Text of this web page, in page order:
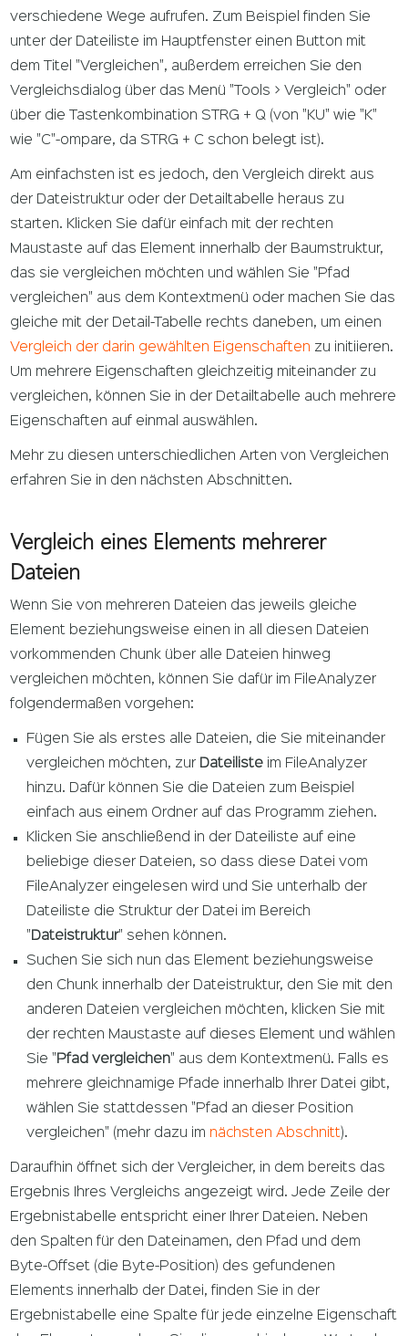
verschiedene Wege aufrufen. Zum Beispiel finden Sie
unter der Dateiliste im Hauptfenster einen Button mit
dem Titel "Vergleichen", außerdem erreichen Sie den
Vergleichsdialog über das Menü "Tools > Vergleich" oder
über die Tastenkombination STRG + Q (von "KU" wie "K"
wie "C"-ompare, da STRG + C schon belegt ist).
Am einfachsten ist es jedoch, den Vergleich direkt aus
der Dateistruktur oder der Detailtabelle heraus zu
starten. Klicken Sie dafür einfach mit der rechten
Maustaste auf das Element innerhalb der Baumstruktur,
das sie vergleichen möchten und wählen Sie "Pfad
vergleichen" aus dem Kontextmenü oder machen Sie das
gleiche mit der Detail-Tabelle rechts daneben, um einen
Vergleich der darin gewählten Eigenschaften zu initiieren.
Um mehrere Eigenschaften gleichzeitig miteinander zu
vergleichen, können Sie in der Detailtabelle auch mehrere
Eigenschaften auf einmal auswählen.
Mehr zu diesen unterschiedlichen Arten von Vergleichen
erfahren Sie in den nächsten Abschnitten.
Vergleich eines Elements mehrerer
Dateien
Wenn Sie von mehreren Dateien das jeweils gleiche
Element beziehungsweise einen in all diesen Dateien
vorkommenden Chunk über alle Dateien hinweg
vergleichen möchten, können Sie dafür im FileAnalyzer
folgendermaßen vorgehen:
Fügen Sie als erstes alle Dateien, die Sie miteinander
vergleichen möchten, zur Dateiliste im FileAnalyzer
hinzu. Dafür können Sie die Dateien zum Beispiel
einfach aus einem Ordner auf das Programm ziehen.
Klicken Sie anschließend in der Dateiliste auf eine
beliebige dieser Dateien, so dass diese Datei vom
FileAnalyzer eingelesen wird und Sie unterhalb der
Dateiliste die Struktur der Datei im Bereich
" Dateistruktur" sehen können.
Suchen Sie sich nun das Element beziehungsweise
den Chunk innerhalb der Dateistruktur, den Sie mit den
anderen Dateien vergleichen möchten, klicken Sie mit
der rechten Maustaste auf dieses Element und wählen
Sie " Pfad vergleichen" aus dem Kontextmenü. Falls es
mehrere gleichnamige Pfade innerhalb Ihrer Datei gibt,
wählen Sie stattdessen "Pfad an dieser Position
vergleichen" (mehr dazu im nächsten Abschnitt).
Daraufhin öffnet sich der Vergleicher, in dem bereits das
Ergebnis Ihres Vergleichs angezeigt wird. Jede Zeile der
Ergebnistabelle entspricht einer Ihrer Dateien. Neben
den Spalten für den Dateinamen, den Pfad und dem
Byte-Offset (die Byte-Position) des gefundenen
Elements innerhalb der Datei, finden Sie in der
Ergebnistabelle eine Spalte für jede einzelne Eigenschaft